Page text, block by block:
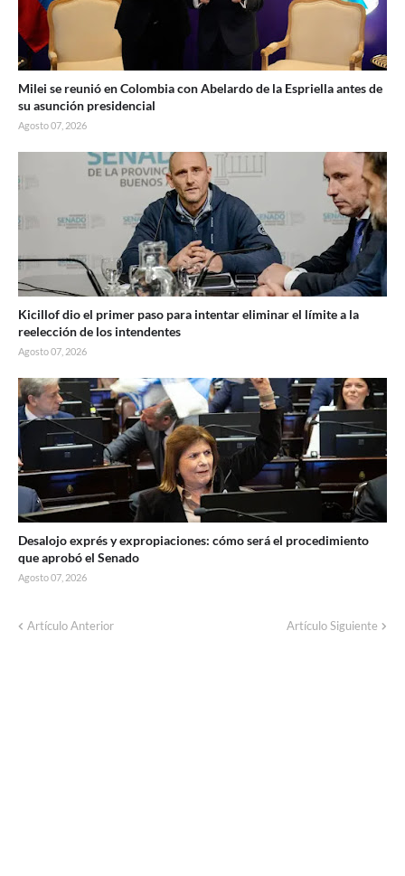
Milei se reunió en Colombia con Abelardo de la Espriella antes de
su asunción presidencial
Agosto 07, 2026
Kicillof dio el primer paso para intentar eliminar el límite a la
reelección de los intendentes
Agosto 07, 2026
Desalojo exprés y expropiaciones: cómo será el procedimiento
que aprobó el Senado
Agosto 07, 2026
Artículo Anterior Artículo Siguiente
Corte de energía programado para este